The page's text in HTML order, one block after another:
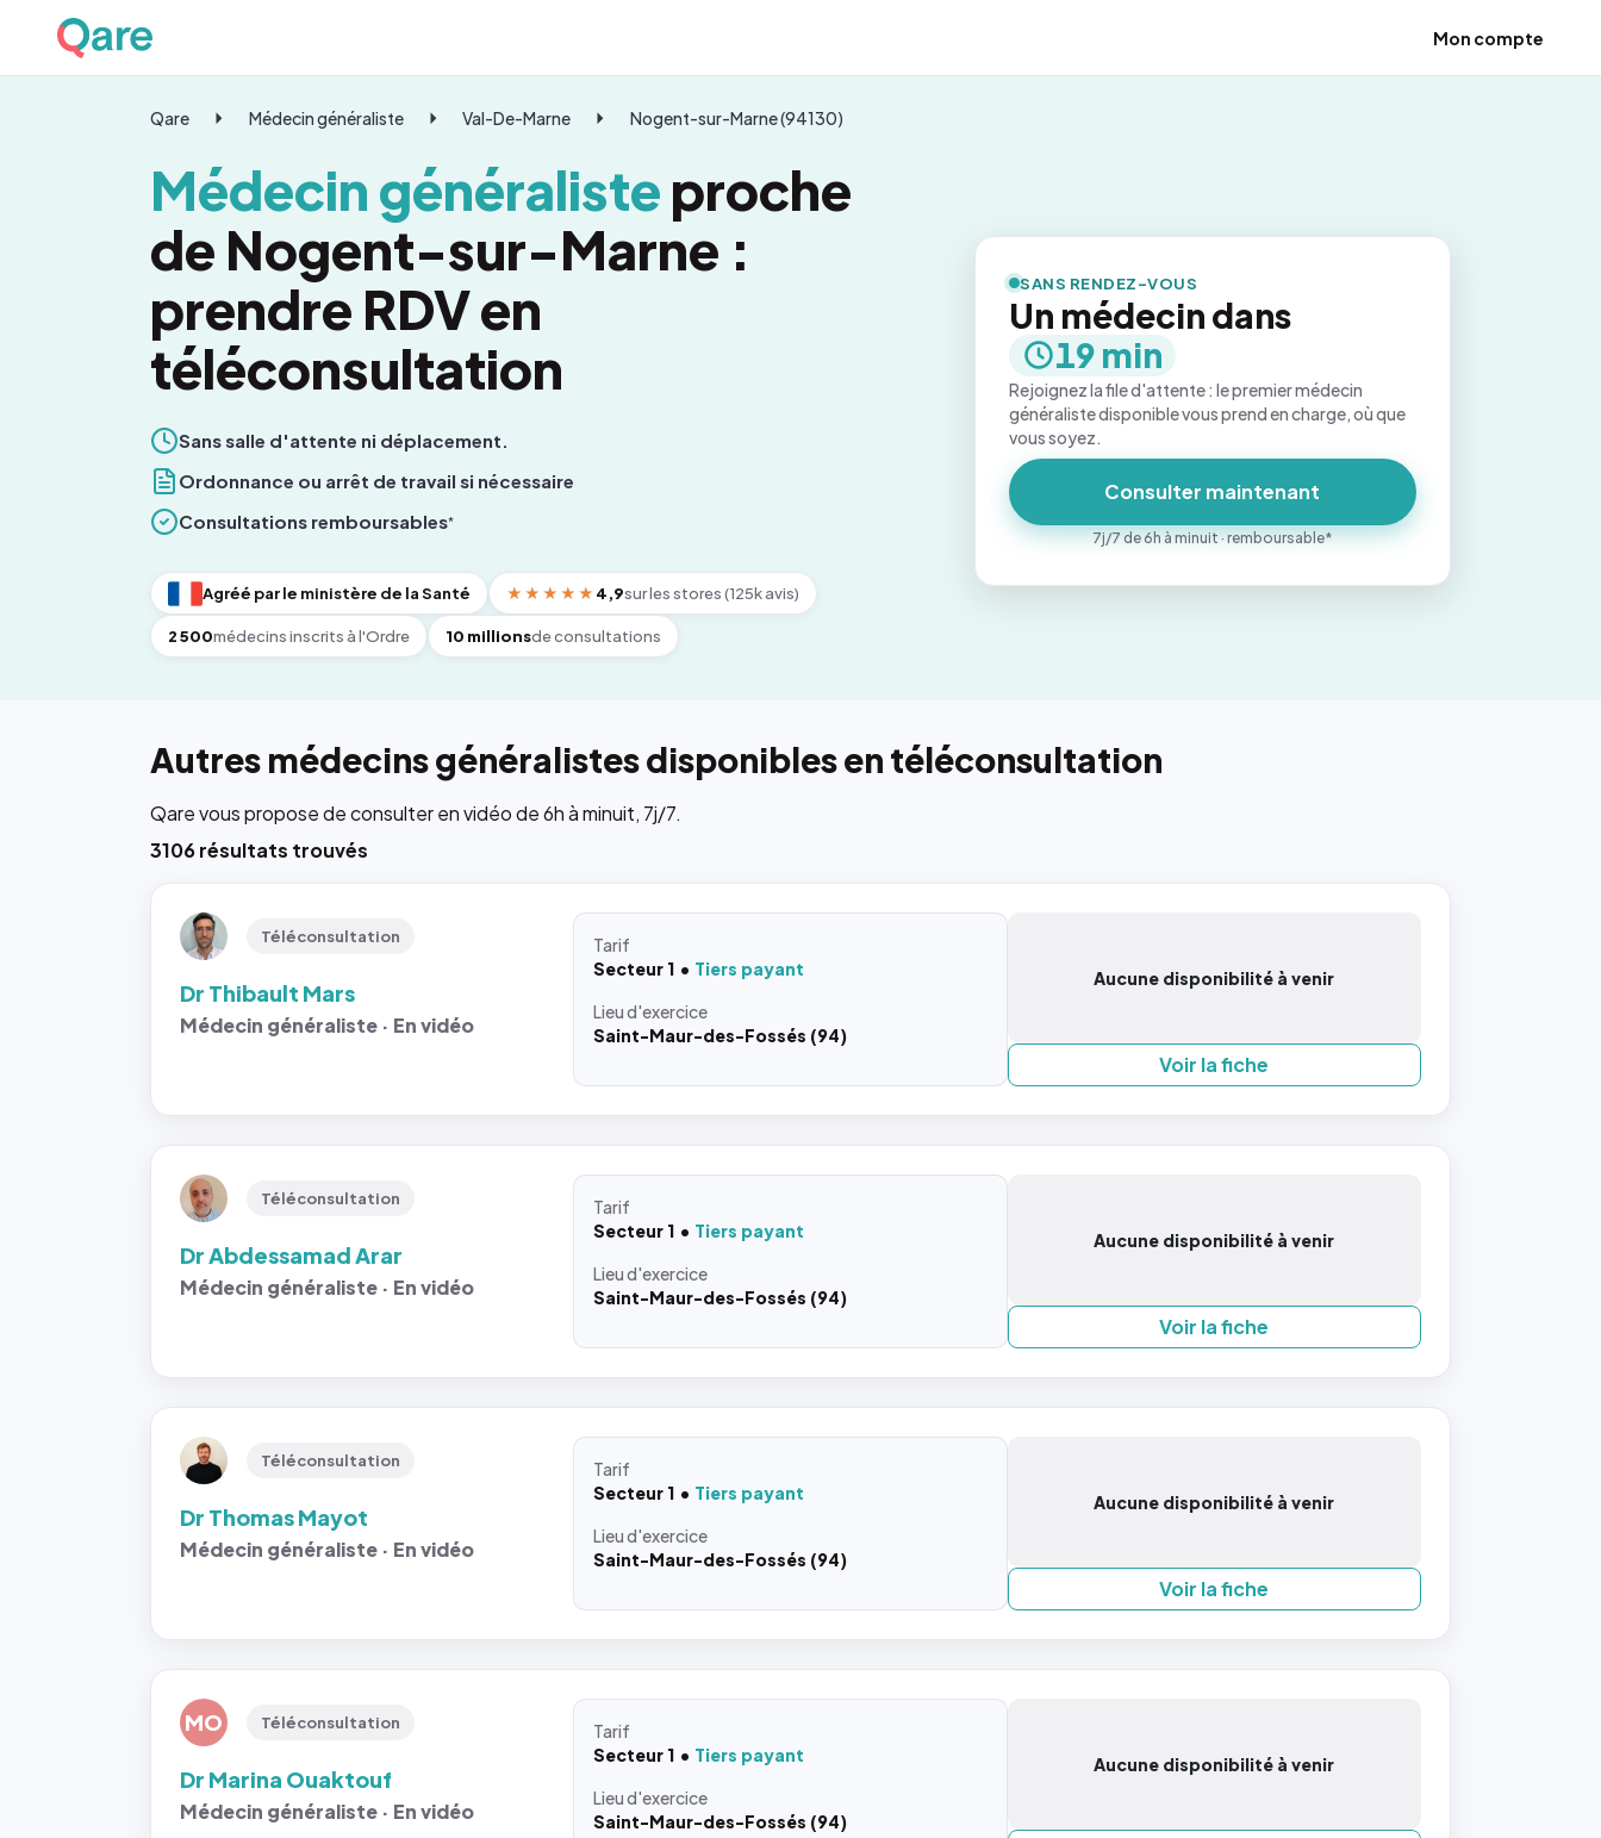
Mon compte
Qare Médecin généraliste Val-De-Marne Nogent-sur-Marne (94130)
Médecin généralisteproche
de Nogent-sur-Marne :
prendre RDV en
téléconsultation
Sans salle d'attente ni déplacement.
Ordonnance ou arrêt de travail si nécessaire
Consultations remboursables*
Agréé par le ministère de la Santé ★★★★★ 4,9sur les stores (125k avis)
2 500médecins inscrits à l'Ordre 10 millionsde consultations
SANS RENDEZ-VOUS
Un médecin dans
19 min
Rejoignez la file d'attente : le premier médecin
généraliste disponible vous prend en charge, où que
vous soyez.
Consulter maintenant
7j/7 de 6h à minuit · remboursable*
Autres médecins généralistes disponibles en téléconsultation
Qare vous propose de consulter en vidéo de 6h à minuit, 7j/7.
3106 résultats trouvés
Téléconsultation
Dr Thibault Mars
Médecin généraliste · En vidéo
Tarif
Secteur 1
Tiers payant
Lieud'exercice
Saint-Maur-des-Fossés (94)
Aucune disponibilité à venir
Voir la fiche
Téléconsultation
Dr Abdessamad Arar
Médecin généraliste · En vidéo
Tarif
Secteur 1
Tiers payant
Lieud'exercice
Saint-Maur-des-Fossés (94)
Aucune disponibilité à venir
Voir la fiche
Téléconsultation
Dr Thomas Mayot
Médecin généraliste · En vidéo
Tarif
Secteur 1
Tiers payant
Lieud'exercice
Saint-Maur-des-Fossés (94)
Aucune disponibilité à venir
Voir la fiche
MO Téléconsultation
Dr Marina Ouaktouf
Médecin généraliste · En vidéo
Tarif
Secteur 1
Tiers payant
Lieud'exercice
Saint-Maur-des-Fossés (94)
Aucune disponibilité à venir